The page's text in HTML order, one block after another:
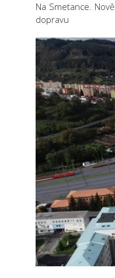
Na Smetance.
dopravu